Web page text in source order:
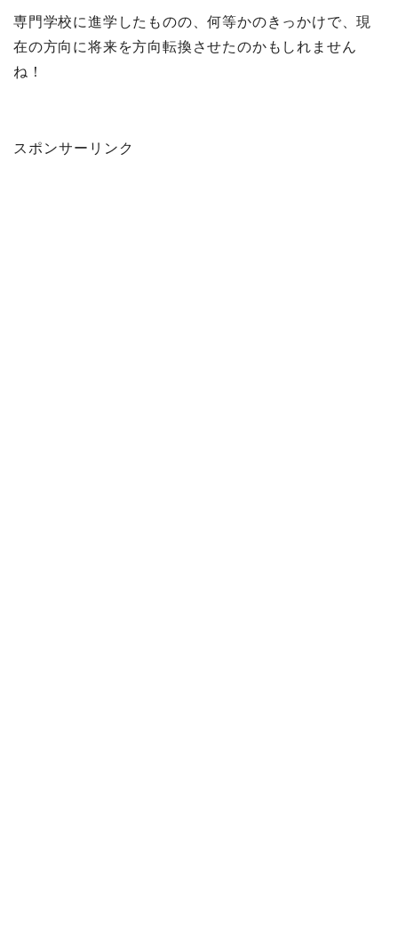
専門学校に進学したものの、何等かのきっかけで、現
在の方向に将来を方向転換させたのかもしれません
ね！
スポンサーリンク